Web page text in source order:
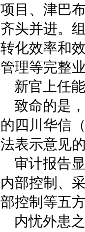
项目、津巴
齐头并进。
转化效率和
管理等完整
新官上任
致命的是
的四川华信
法表示意见
审计报告
内部控制、
部控制等五
内忧外患